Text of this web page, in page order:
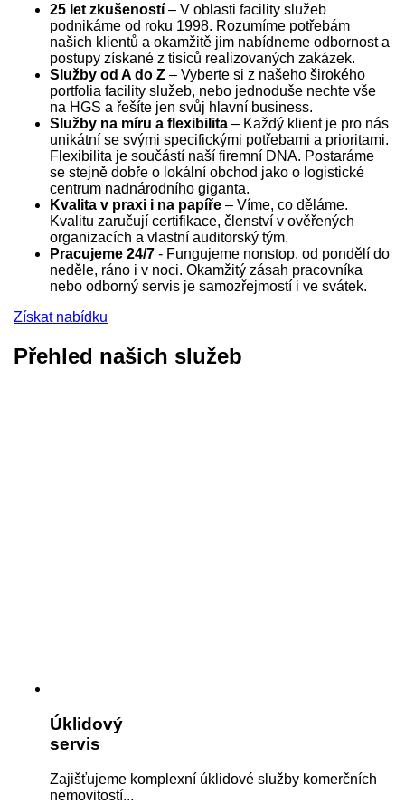
25 let zkušeností – V oblasti facility služeb
podnikáme od roku 1998. Rozumíme potřebám
našich klientů a okamžitě jim nabídneme odbornost a
postupy získané z tisíců realizovaných zakázek.
Služby od A do Z – Vyberte si z našeho širokého
portfolia facility služeb, nebo jednoduše nechte vše
na HGS a řešíte jen svůj hlavní business.
Služby na míru a flexibilita – Každý klient je pro nás
unikátní se svými specifickými potřebami a prioritami.
Flexibilita je součástí naší firemní DNA. Postaráme
se stejně dobře o lokální obchod jako o logistické
centrum nadnárodního giganta.
Kvalita v praxi i na papíře – Víme, co děláme.
Kvalitu zaručují certifikace, členství v ověřených
organizacích a vlastní auditorský tým.
Pracujeme 24/7 - Fungujeme nonstop, od pondělí do
neděle, ráno i v noci. Okamžitý zásah pracovníka
nebo odborný servis je samozřejmostí i ve svátek.
Získat nabídku
Přehled našich služeb
Úklidový
servis
Zajišťujeme komplexní úklidové služby komerčních
nemovitostí...